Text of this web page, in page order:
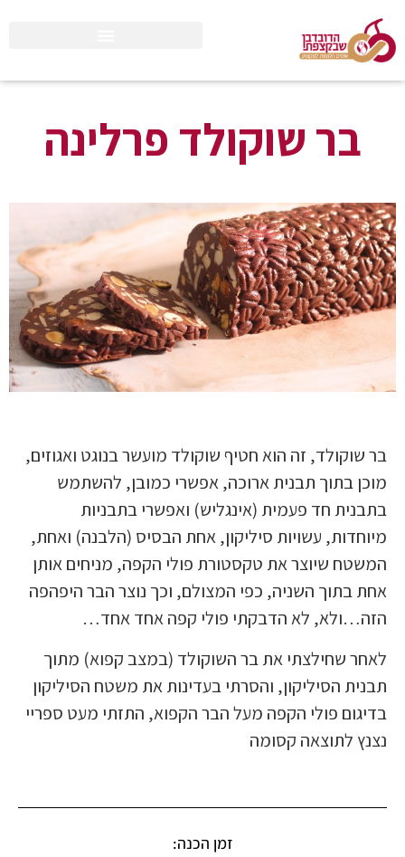
בר שוקולד פרלינה
בר שוקולד, זה הוא חטיף שוקולד מועשר בנוגט ואגוזים,
מוכן בתוך תבנית ארוכה, אפשרי כמובן, להשתמש
בתבנית חד פעמית (אינגליש) ואפשרי בתבניות
מיוחדות, עשויות סיליקון, אחת הבסיס (הלבנה) ואחת,
המשטח שיוצר את טקסטורת פולי הקפה, מניחים אותן
אחת בתוך השניה, כפי המצולם, וכך נוצר הבר היפהפה
הזה…ולא, לא הדבקתי פולי קפה אחד אחד…
לאחר שחילצתי את בר השוקולד (במצב קפוא) מתוך
תבנית הסיליקון, והסרתי בעדינות את משטח הסיליקון
בדיגום פולי הקפה מעל הבר הקפוא, התזתי מעט ספריי
נצנץ לתוצאה קסומה
זמן הכנה: